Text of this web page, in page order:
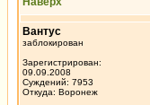
Вантус
заблокирован
Зарегистрирован:
09.09.2008
Суждений: 7953
Откуда: Воронеж